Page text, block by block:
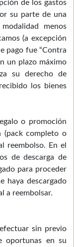
de los gastos
su parte de una
menos
(a excepción
pago fue “Contra
un plazo máximo
su derecho de
los bienes
o promoción
(pack completo o
reembolso. En el
de descarga de
para proceder
haya descargado
a reembolsar.
sin previo
oportunas en su